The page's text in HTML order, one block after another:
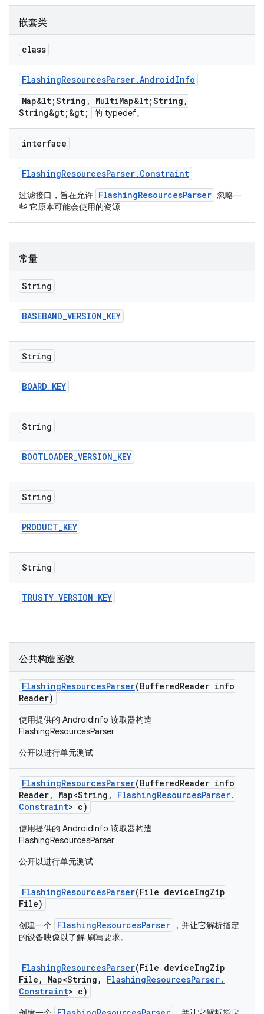
嵌套类
class
FlashingResourcesParser.AndroidInfo
Map&lt;String, MultiMap&lt;String,
String&gt;&gt;
的 typedef。
interface
FlashingResourcesParser. Constraint
过滤接口，旨在允许 FlashingResourcesParser 忽略一
些 它原本可能会使用的资源
常量
String
BASEBAND_VERSION_KEY
String
BOARD_KEY
String
BOOTLOADER_VERSION_KEY
String
PRODUCT_KEY
String
TRUSTY_VERSION_KEY
公共构造函数
FlashingResourcesParser(BufferedReader info
Reader)
使用提供的 AndroidInfo 读取器构造
FlashingResourcesParser
公开以进行单元测试
FlashingResourcesParser(BufferedReader info
Reader, Map<String , FlashingResourcesParser.
Constraint> c)
使用提供的 AndroidInfo 读取器构造
FlashingResourcesParser
公开以进行单元测试
FlashingResourcesParser(File deviceImgZip
File)
创建一个 FlashingResourcesParser
，并让它解析指定
的设备映像以了解 刷写要求。
FlashingResourcesParser(File deviceImgZip
File , Map<String , FlashingResourcesParser.
Constraint> c)